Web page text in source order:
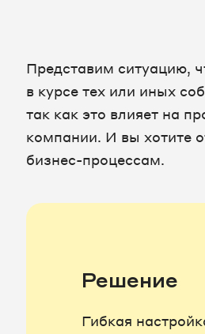
Представим ситуацию,
в курсе тех или иных
так как это влияет на
компании. И вы хотите
бизнес-процессам.
Решение
Гибкая